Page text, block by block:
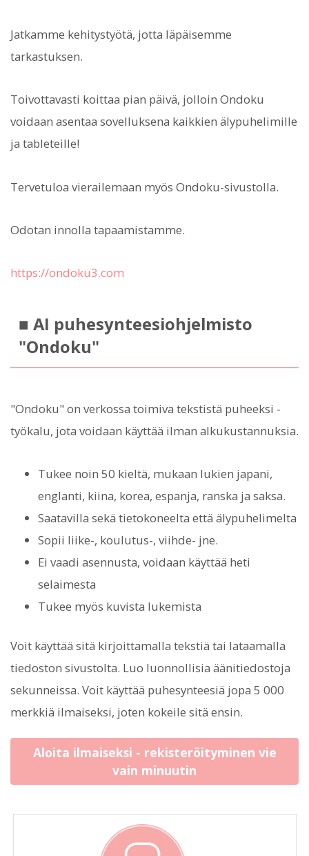
Jatkamme kehitystyötä, jotta läpäisemme
tarkastuksen.
Toivottavasti koittaa pian päivä, jolloin Ondoku
voidaan asentaa sovelluksena kaikkien älypuhelimille
ja tableteille!
Tervetuloa vierailemaan myös Ondoku-sivustolla.
Odotan innolla tapaamistamme.
https://ondoku3.com
■ AI puhesynteesiohjelmisto
"Ondoku"
"Ondoku" on verkossa toimiva tekstistä puheeksi -
työkalu, jota voidaan käyttää ilman alkukustannuksia.
Tukee noin 50 kieltä, mukaan lukien japani,
englanti, kiina, korea, espanja, ranska ja saksa.
Saatavilla sekä tietokoneelta että älypuhelimelta
Sopii liike-, koulutus-, viihde- jne.
Ei vaadi asennusta, voidaan käyttää heti
selaimesta
Tukee myös kuvista lukemista
Voit käyttää sitä kirjoittamalla tekstiä tai lataamalla
tiedoston sivustolta. Luo luonnollisia äänitiedostoja
sekunneissa. Voit käyttää puhesynteesiä jopa 5 000
merkkiä ilmaiseksi, joten kokeile sitä ensin.
Aloita ilmaiseksi - rekisteröityminen vie
vain minuutin